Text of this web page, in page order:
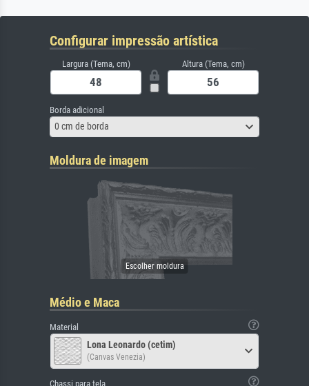
Configurar impressão artística
Largura (Tema, cm) Altura (Tema, cm)
Borda adicional
0 cm de borda
Moldura de imagem
Médio e Maca
Material
Lona Leonardo (cetim)
(Canvas Venezia)
Chassi para tela